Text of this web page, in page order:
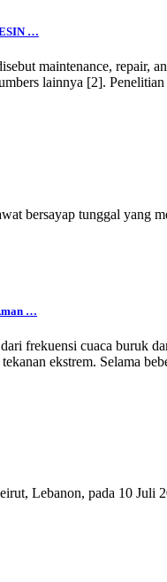
…
maintenance,
lainnya [2].
bersayap tunggal
…
frekuensi cuaca buruk
ekstrem. Selama
Lebanon, pada 10